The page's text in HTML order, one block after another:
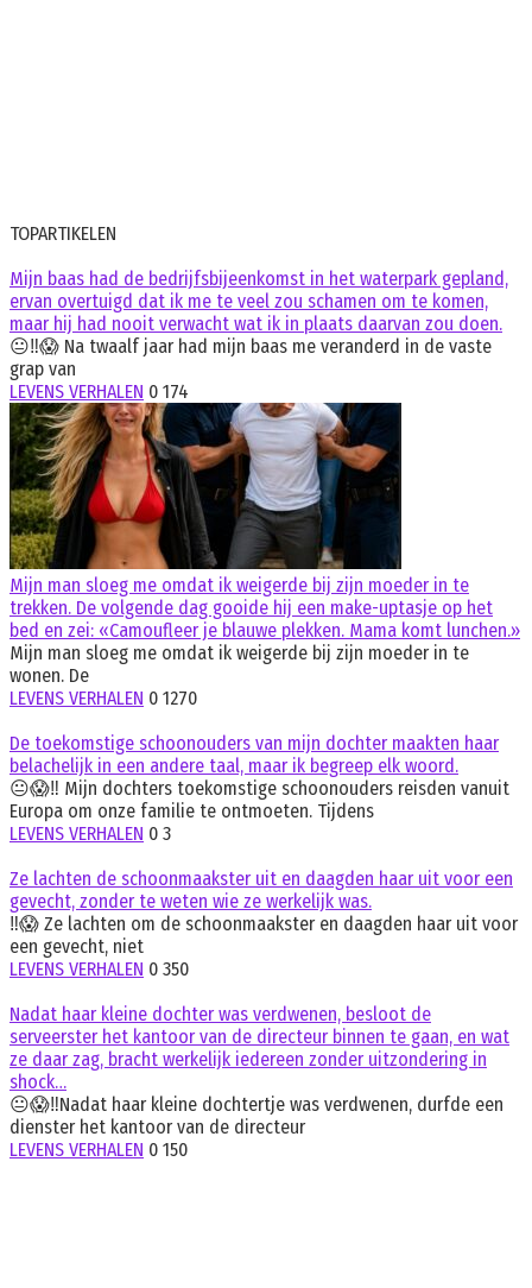
TOPARTIKELEN
Mijn baas had de bedrijfsbijeenkomst in het waterpark gepland,
ervan overtuigd dat ik me te veel zou schamen om te komen,
maar hij had nooit verwacht wat ik in plaats daarvan zou doen.
😐‼️😱 Na twaalf jaar had mijn baas me veranderd in de vaste
grap van
LEVENS VERHALEN 0 174
Mijn man sloeg me omdat ik weigerde bij zijn moeder in te
trekken. De volgende dag gooide hij een make-uptasje op het
bed en zei: «Camoufleer je blauwe plekken. Mama komt lunchen.»
Mijn man sloeg me omdat ik weigerde bij zijn moeder in te
wonen. De
LEVENS VERHALEN 0 1270
De toekomstige schoonouders van mijn dochter maakten haar
belachelijk in een andere taal, maar ik begreep elk woord.
😐😱‼️ Mijn dochters toekomstige schoonouders reisden vanuit
Europa om onze familie te ontmoeten. Tijdens
LEVENS VERHALEN 0 3
Ze lachten de schoonmaakster uit en daagden haar uit voor een
gevecht, zonder te weten wie ze werkelijk was.
‼️😱 Ze lachten om de schoonmaakster en daagden haar uit voor
een gevecht, niet
LEVENS VERHALEN 0 350
Nadat haar kleine dochter was verdwenen, besloot de
serveerster het kantoor van de directeur binnen te gaan, en wat
ze daar zag, bracht werkelijk iedereen zonder uitzondering in
shock…
😐😱‼️Nadat haar kleine dochtertje was verdwenen, durfde een
dienster het kantoor van de directeur
LEVENS VERHALEN 0 150